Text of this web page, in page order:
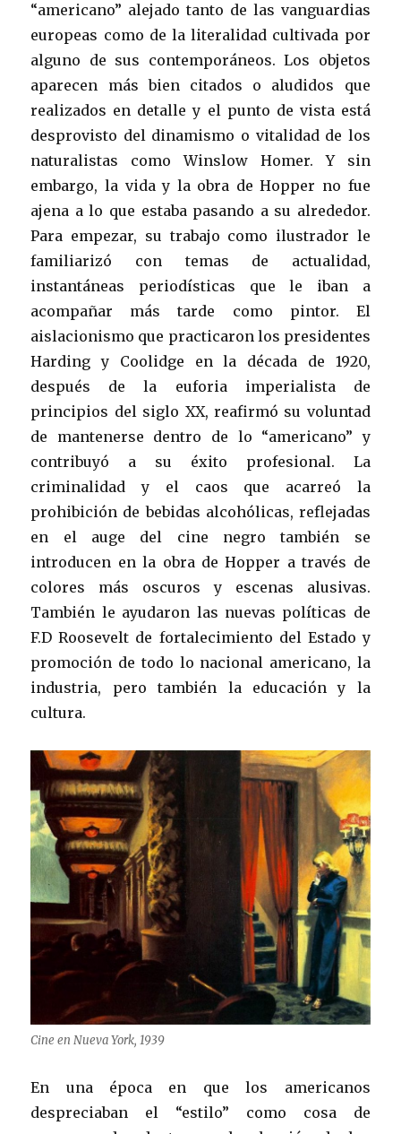
“americano” alejado tanto de las vanguardias
europeas como de la literalidad cultivada por
alguno de sus contemporáneos. Los objetos
aparecen más bien citados o aludidos que
realizados en detalle y el punto de vista está
desprovisto del dinamismo o vitalidad de los
naturalistas como Winslow Homer. Y sin
embargo, la vida y la obra de Hopper no fue
ajena a lo que estaba pasando a su alrededor.
Para empezar, su trabajo como ilustrador le
familiarizó con temas de actualidad,
instantáneas periodísticas que le iban a
acompañar más tarde como pintor. El
aislacionismo que practicaron los presidentes
Harding y Coolidge en la década de 1920,
después de la euforia imperialista de
principios del siglo XX, reafirmó su voluntad
de mantenerse dentro de lo “americano” y
contribuyó a su éxito profesional. La
criminalidad y el caos que acarreó la
prohibición de bebidas alcohólicas, reflejadas
en el auge del cine negro también se
introducen en la obra de Hopper a través de
colores más oscuros y escenas alusivas.
También le ayudaron las nuevas políticas de
F.D Roosevelt de fortalecimiento del Estado y
promoción de todo lo nacional americano, la
industria, pero también la educación y la
cultura.
Cine en Nueva York, 1939
En una época en que los americanos
despreciaban el “estilo” como cosa de